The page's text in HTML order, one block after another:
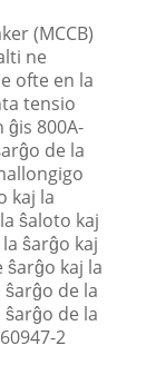
(MCCB)
ne
ofte en la
tensio
800A-
de la
kaj la
ŝaloto kaj
ŝarĝo kaj
ŝarĝo kaj la
de la
de la
2